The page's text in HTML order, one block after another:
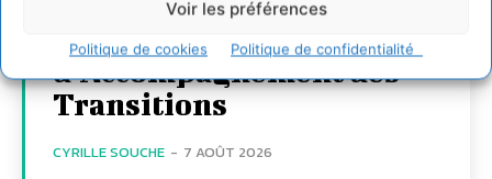
Voir les préférences
Politique de cookies Politique de confidentialité
Commun
d’Accompagnement des
Transitions
CYRILLE SOUCHE - 7 AOÛT 2026